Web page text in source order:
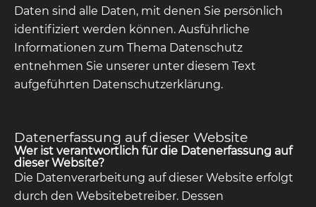
Daten sind alle Daten, mit denen Sie persönlich
identifiziert werden können. Ausführliche
Informationen zum Thema Datenschutz
entnehmen Sie unserer unter diesem Text
aufgeführten Datenschutzerklärung.
Datenerfassung auf dieser Website
Wer ist verantwortlich für die Datenerfassung auf
dieser Website?
Die Datenverarbeitung auf dieser Website erfolgt
durch den Websitebetreiber. Dessen